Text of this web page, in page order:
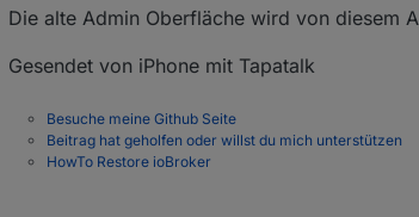
Die alte Admin Oberfläche wird von diesem
Gesendet von iPhone mit Tapatalk
Besuche meine Github Seite
Beitrag hat geholfen oder willst du mich unterstützen
HowTo Restore ioBroker